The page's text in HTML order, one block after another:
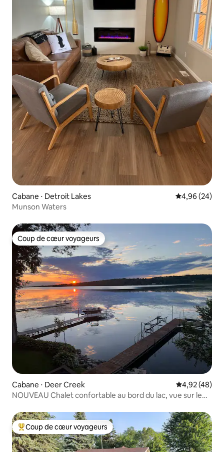
Cabane ⋅ Detroit Lakes Évaluation
4,96 (24)
Munson Waters
Coup de cœur voyageurs
Coup de cœur voyageurs
Cabane ⋅ Deer Creek Évaluation
4,92 (48)
NOUVEAU Chalet confortable au bord du lac, vue sur le
Coups de cœur voyageurs les plus appréciés
Coup de cœur voyageurs